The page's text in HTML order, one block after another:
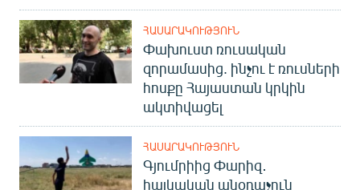
ՀԱՍԱՐԱԿՈՒԹՅՈՒՆ
Փախուստ ռուսական
զորամասից. ինչու է ռուսների
հոսքը Հայաստան կրկին
ակտիվացել
ՀԱՍԱՐԱԿՈՒԹՅՈՒՆ
Գյումրիից Փարիզ․
հայկական անօդաչուն